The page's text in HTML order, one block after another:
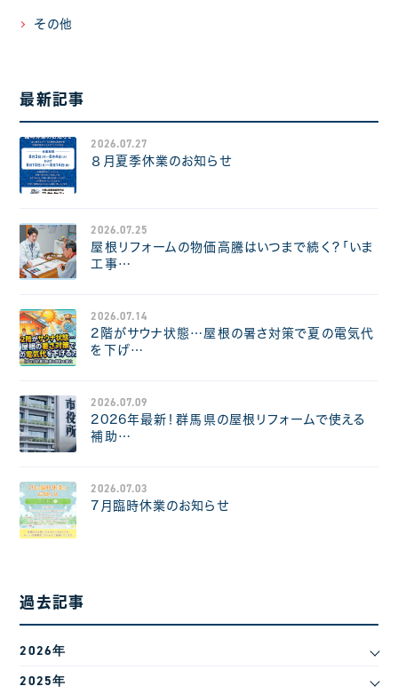
その他
最新記事
2026.07.27
８月夏季休業のお知らせ
2026.07.25
屋根リフォームの物価高騰はいつまで続く？「いま
工事…
2026.07.14
2階がサウナ状態…屋根の暑さ対策で夏の電気代
を下げ…
2026.07.09
2026年最新！群馬県の屋根リフォームで使える
補助…
2026.07.03
7月臨時休業のお知らせ
過去記事
2026年
2025年